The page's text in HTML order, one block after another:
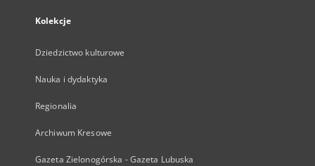
Kolekcje
Dziedzictwo kulturowe
Nauka i dydaktyka
Regionalia
Archiwum Kresowe
Gazeta Zielonogórska - Gazeta Lubuska